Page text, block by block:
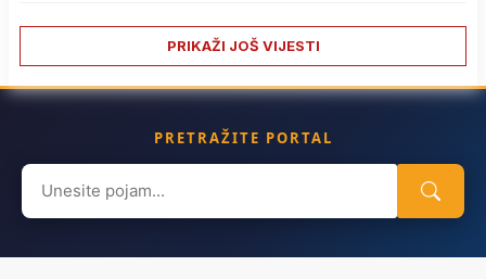
PRIKAŽI JOŠ VIJESTI
PRETRAŽITE PORTAL
Search
for: